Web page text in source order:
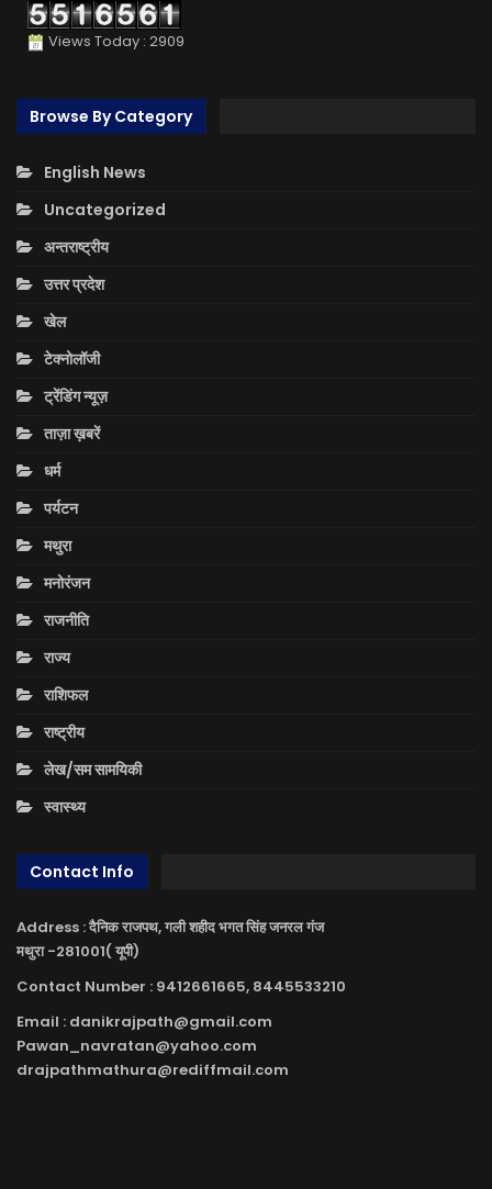
Views Today : 2909
Browse By Category
English News
Uncategorized
अन्तराष्ट्रीय
उत्तर प्रदेश
खेल
टेक्नोलॉजी
ट्रेंडिंग न्यूज़
ताज़ा ख़बरें
धर्म
पर्यटन
मथुरा
मनोरंजन
राजनीति
राज्य
राशिफल
राष्ट्रीय
लेख/सम सामयिकी
स्वास्थ्य
Contact Info
Address : दैनिक राजपथ, गली शहीद भगत सिंह जनरल गंज
मथुरा -281001( यूपी)
Contact Number : 9412661665, 8445533210
Email : danikrajpath@gmail.com
Pawan_navratan@yahoo.com
drajpathmathura@rediffmail.com